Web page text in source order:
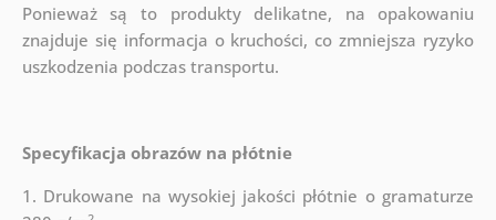
Ponieważ są to produkty delikatne, na opakowaniu
znajduje się informacja o kruchości, co zmniejsza ryzyko
uszkodzenia podczas transportu.
Specyfikacja obrazów na płótnie
1. Drukowane na wysokiej jakości płótnie o gramaturze